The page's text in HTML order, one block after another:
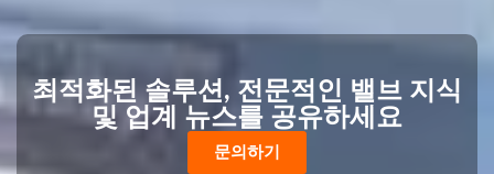
최적화된 솔루션, 전문적인 밸브 지식
및 업계 뉴스를 공유하세요
문의하기